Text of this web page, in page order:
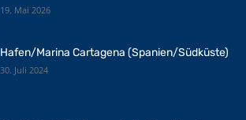
19. Mai 2026
Hafen/Marina Cartagena (Spanien/Südküste)
30. Juli 2024